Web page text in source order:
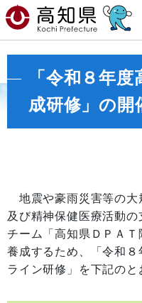
「令和８年
成研修」の開
地震や豪雨災害等の大
及び精神保健医療活動
チーム「高知県ＤＰＡ
養成するため、「令和
ライン研修」を下記のと